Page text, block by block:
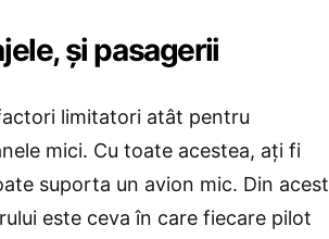
şi pasagerii
limitatori atât pentru
mici. Cu toate acestea, aţi fi
suporta un avion mic. Din acest
este ceva în care fiecare pilot